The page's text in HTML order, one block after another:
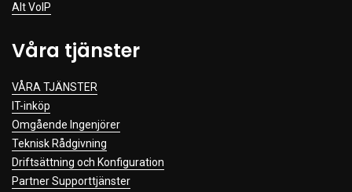
Alt VoIP
Våra tjänster
VÅRA TJÄNSTER
IT-inköp
Omgående Ingenjörer
Teknisk Rådgivning
Driftsättning och Konfiguration
Partner Supporttjänster